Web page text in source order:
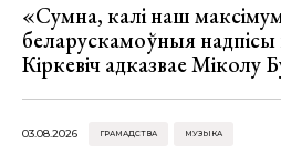
«Сумна, калі наш
беларускамоўныя надпісы
Кіркевіч адказвае Міколу
03.08.2026 ГРАМАДСТВА МУЗЫКА